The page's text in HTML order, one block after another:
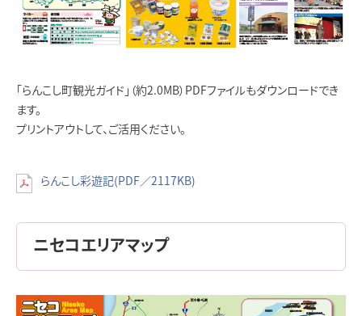
「らんこし町観光ガイド」（約2.0MB）PDFファイルもダウンロードでき
ます。
プリントアウトして、ご活用ください。
らんこし彩遊記(PDF／2117KB)
ニセコエリアマップ